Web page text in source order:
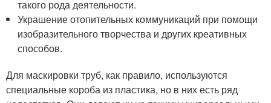
такого рода деятельности.
Украшение отопительных коммуникаций при помощи
изобразительного творчества и других креативных
способов.
Для маскировки труб, как правило, используются
специальные короба из пластика, но в них есть ряд